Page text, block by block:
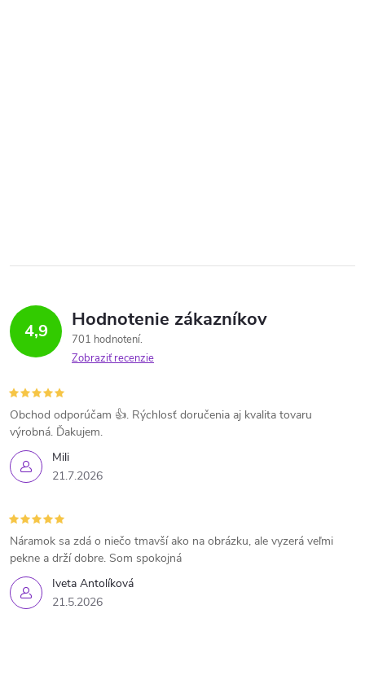
4,9 Hodnotenie zákazníkov
701 hodnotení
Zobraziť recenzie
Mili
21.7.2026
Obchod odporúčam 👍. Rýchlosť doručenia aj kvalita tovaru
výrobná. Ďakujem.
Iveta Antolíková
21.5.2026
Náramok sa zdá o niečo tmavší ako na obrázku, ale vyzerá veľmi
pekne a drží dobre. Som spokojná